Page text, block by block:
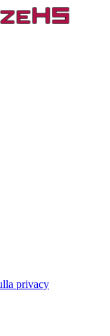
privacy